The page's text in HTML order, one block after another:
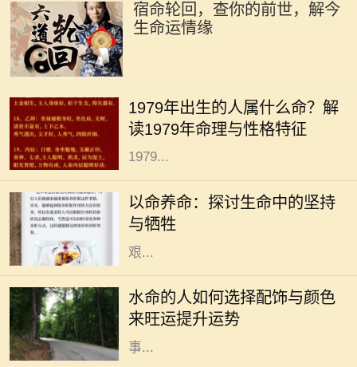
宿命轮回，查你的前世，解今
生命运情缘
1979年出生的人属什么命？解
读1979年命理与性格特征
而神秘的学问，承载了人们对未来的
期望与生活的智慧。尤其是生肖对命
理的影响更是让不少人颇感兴趣。
1979...
以命养命：探讨生命中的坚持
与牺牲
在我们生活的每一天，“以命养命”这
个词汇时常萦绕在心头。然而，它的
深入含义并不只是字面上的理解，而
是包涵了我们在生活中所要面对的
艰...
水命的人如何选择配饰与颜色
来旺运提升运势
在中国传统命理中，水命的人通常具
有聪明机智、适应力强的个性特征。
不过，适当的配饰和颜色能进一步增
强水命人的运势，帮助他们在生活和
事...
在传统的命理学说中，男命带福星被